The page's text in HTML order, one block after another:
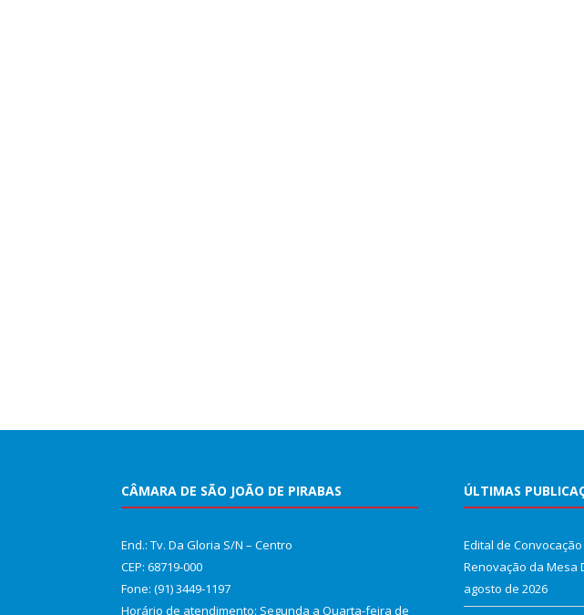
CÂMARA DE SÃO JOÃO DE PIRABAS
End.: Tv. Da Gloria S/N – Centro
CEP: 68719-000
Fone: (91) 3449-1197
Horário de atendimento: Segunda a Quarta-feira de
ÚLTIMAS
Edital de Convocação
Renovação da Mesa
agosto de 2026